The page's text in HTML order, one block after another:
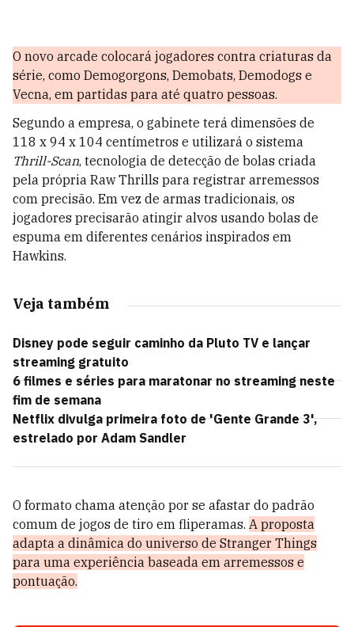
O novo arcade colocará jogadores contra criaturas da
série, como Demogorgons, Demobats, Demodogs e
Vecna, em partidas para até quatro pessoas.
Segundo a empresa, o gabinete terá dimensões de
118 x 94 x 104 centímetros e utilizará o sistema
Thrill-Scan, tecnologia de detecção de bolas criada
pela própria Raw Thrills para registrar arremessos
com precisão. Em vez de armas tradicionais, os
jogadores precisarão atingir alvos usando bolas de
espuma em diferentes cenários inspirados em
Hawkins.
Veja também
Disney pode seguir caminho da Pluto TV e lançar
streaming gratuito
6 filmes e séries para maratonar no streaming neste
fim de semana
Netflix divulga primeira foto de 'Gente Grande 3',
estrelado por Adam Sandler
O formato chama atenção por se afastar do padrão
comum de jogos de tiro em fliperamas. A proposta
adapta a dinâmica do universo de Stranger Things
para uma experiência baseada em arremessos e
pontuação.